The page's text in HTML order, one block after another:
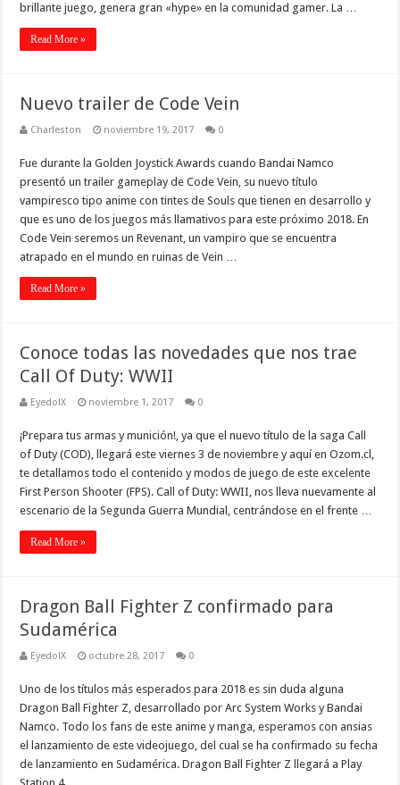
brillante juego, genera gran «hype» en la comunidad gamer. La …
Read More »
Nuevo trailer de Code Vein
Charleston noviembre 19, 2017 0
Fue durante la Golden Joystick Awards cuando Bandai Namco
presentó un trailer gameplay de Code Vein, su nuevo título
vampiresco tipo anime con tintes de Souls que tienen en desarrollo y
que es uno de los juegos más llamativos para este próximo 2018. En
Code Vein seremos un Revenant, un vampiro que se encuentra
atrapado en el mundo en ruinas de Vein …
Read More »
Conoce todas las novedades que nos trae
Call Of Duty: WWII
EyedolX noviembre 1, 2017 0
¡Prepara tus armas y munición!, ya que el nuevo título de la saga Call
of Duty (COD), llegará este viernes 3 de noviembre y aquí en Ozom.cl,
te detallamos todo el contenido y modos de juego de este excelente
First Person Shooter (FPS). Call of Duty: WWII, nos lleva nuevamente al
escenario de la Segunda Guerra Mundial, centrándose en el frente …
Read More »
Dragon Ball Fighter Z confirmado para
Sudamérica
EyedolX octubre 28, 2017 0
Uno de los títulos más esperados para 2018 es sin duda alguna
Dragon Ball Fighter Z, desarrollado por Arc System Works y Bandai
Namco. Todo los fans de este anime y manga, esperamos con ansias
el lanzamiento de este videojuego, del cual se ha confirmado su fecha
de lanzamiento en Sudamérica. Dragon Ball Fighter Z llegará a Play